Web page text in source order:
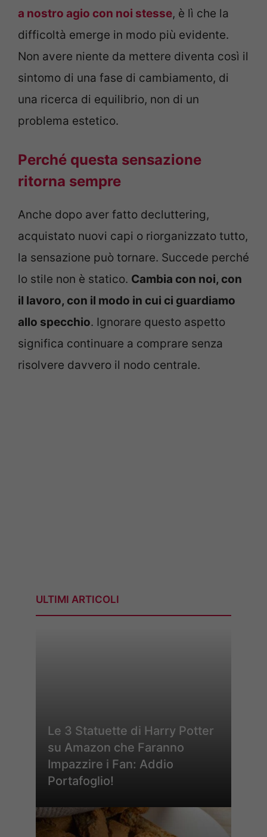
a nostro agio con noi stesse, è lì che la
difficoltà emerge in modo più evidente.
Non avere niente da mettere diventa così il
sintomo di una fase di cambiamento, di
una ricerca di equilibrio, non di un
problema estetico.
Perché questa sensazione
ritorna sempre
Anche dopo aver fatto decluttering,
acquistato nuovi capi o riorganizzato tutto,
la sensazione può tornare. Succede perché
lo stile non è statico. Cambia con noi, con
il lavoro, con il modo in cui ci guardiamo
allo specchio. Ignorare questo aspetto
significa continuare a comprare senza
risolvere davvero il nodo centrale.
ULTIMI ARTICOLI
Le 3 Statuette di Harry Potter
su Amazon che Faranno
Impazzire i Fan: Addio
Portafoglio!